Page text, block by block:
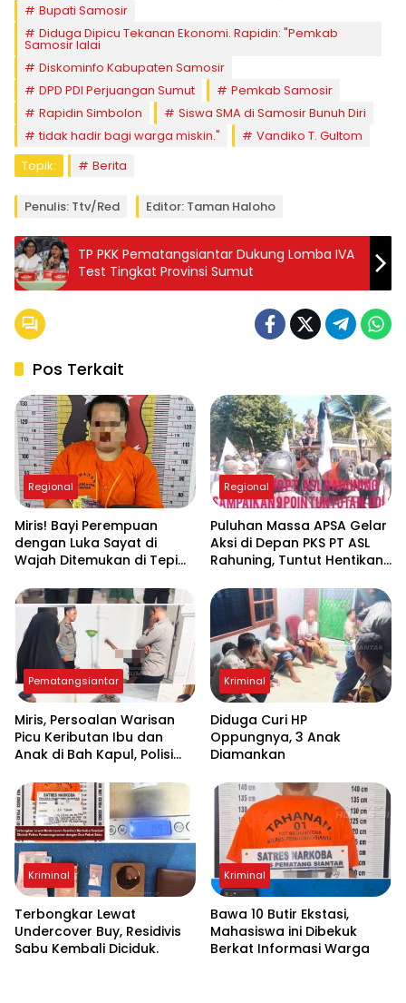
Bupati Samosir
Diduga Dipicu Tekanan Ekonomi. Rapidin: "Pemkab
Samosir lalai
Diskominfo Kabupaten Samosir
DPD PDI Perjuangan Sumut
Pemkab Samosir
Rapidin Simbolon
Siswa SMA di Samosir Bunuh Diri
tidak hadir bagi warga miskin."
Vandiko T. Gultom
Topik:
Berita
Penulis: Ttv/red Editor: Taman Haloho
TP PKK Pematangsiantar Dukung Lomba IVA
Test Tingkat Provinsi Sumut
Pos Terkait
Regional
Miris! Bayi Perempuan
dengan Luka Sayat di
Wajah Ditemukan di Tepi
Dibuang Ibu Kandungnya
Regional
Puluhan Massa APSA Gelar
Aksi di Depan PKS PT ASL
Rahuning, Tuntut Hentikan
Sungai Asahan
Pematangsiantar
Miris, Persoalan Warisan
Picu Keributan Ibu dan
Anak di Bah Kapul, Polisi
Kriminal
Diduga Curi HP
Oppungnya, 3 Anak
Diamankan
Kriminal
Terbongkar Lewat
Undercover Buy, Residivis
Sabu Kembali Diciduk.
Kriminal
Bawa 10 Butir Ekstasi,
Mahasiswa ini Dibekuk
Berkat Informasi Warga